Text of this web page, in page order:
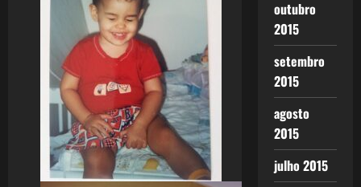
outubro
2015
setembro
2015
agosto
2015
julho 2015